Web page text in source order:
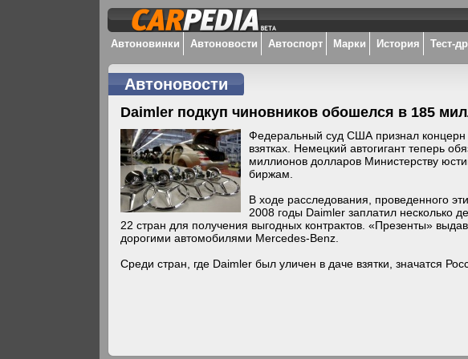
Автоновинки Автоновости Автоспорт Марки История Тест-
Автоновости
Daimler подкуп чиновников обошелся в 185
Федеральный суд США признал
взятках. Немецкий автогигант теперь
миллионов долларов Министерству
биржам.
В ходе расследования, проведенного
2008 годы Daimler заплатил несколько
22 стран для получения выгодных контрактов. «Презенты»
дорогими автомобилями Mercedes-Benz.
Среди стран, где Daimler был уличен в даче взятки, значатся